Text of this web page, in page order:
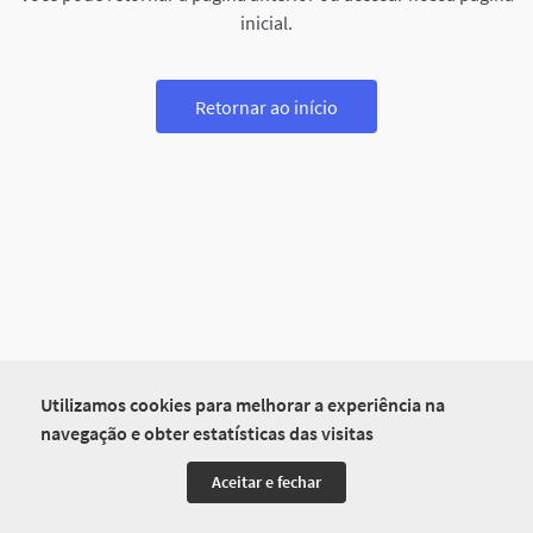
Utilizamos cookies para melhorar a experiência na
navegação e obter estatísticas das visitas
Aceitar e fechar
inicial.
Retornar ao início